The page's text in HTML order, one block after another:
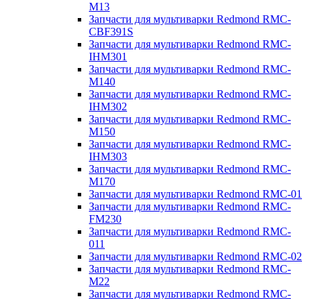
M13
Запчасти для мультиварки Redmond RMC-
CBF391S
Запчасти для мультиварки Redmond RMC-
IHM301
Запчасти для мультиварки Redmond RMC-
M140
Запчасти для мультиварки Redmond RMC-
IHM302
Запчасти для мультиварки Redmond RMC-
M150
Запчасти для мультиварки Redmond RMC-
IHM303
Запчасти для мультиварки Redmond RMC-
M170
Запчасти для мультиварки Redmond RMC-01
Запчасти для мультиварки Redmond RMC-
FM230
Запчасти для мультиварки Redmond RMC-
011
Запчасти для мультиварки Redmond RMC-02
Запчасти для мультиварки Redmond RMC-
M22
Запчасти для мультиварки Redmond RMC-